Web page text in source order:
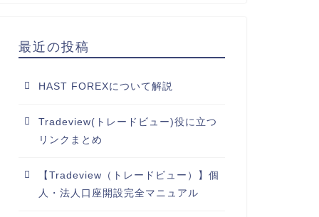
最近の投稿
HAST FOREXについて解説
Tradeview(トレードビュー)役に立つ
リンクまとめ
【Tradeview（トレードビュー）】個
人・法人口座開設完全マニュアル